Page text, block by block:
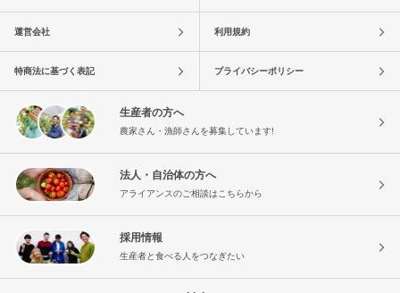
運営会社 利用規約
特商法に基づく表記 プライバシーポリシー
生産者の方へ
農家さん・漁師さんを募集しています!
法人・自治体の方へ
アライアンスのご相談はこちらから
採用情報
生産者と食べる人をつなぎたい